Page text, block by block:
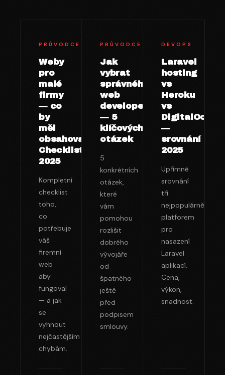
PRŮVODCE
Weby
pro
malé
firmy
— co
by
měl
obsahovat?
Checklist
2025
Kompletní
checklist
toho,
co
potřebuje
váš
firemní
web
aby
fungoval
— a jak
se
vyhnout
nejčastějším
chybám.
PRŮVODCE
Jak
vybrat
správného
web
developera
— 5
klíčových
otázek
5
konkrétních
otázek,
které
vám
pomohou
rozlišit
dobrého
vývojáře
od
špatného
ještě
před
podpisem
smlouvy.
DEVOPS
Laravel
hosting
vs
Heroku
vs
DigitalOcean
—
srovnání
2025
Upřímné
srovnání
tří
nejpopulárnějších
platforem
pro
nasazení
Laravel
aplikací.
Cena,
výkon,
snadnost.